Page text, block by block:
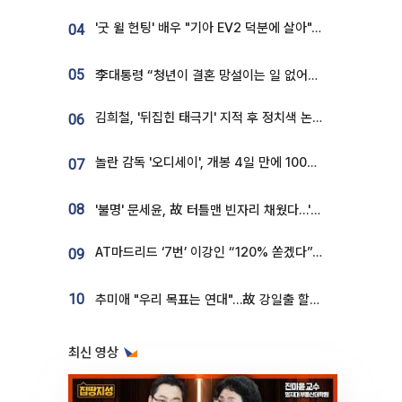
04 '굿 윌 헌팅' 배우 "기아 EV2 덕분에 살아"…교통사고 후 안전성 극찬
05 李대통령 “청년이 결혼 망설이는 일 없어야...제도상 불이익 조사”
06 김희철, '뒤집힌 태극기' 지적 후 정치색 논란…"좌우 떠나 우리나라 국기"
07 놀란 감독 '오디세이', 개봉 4일 만에 100만 돌파⋯'왕사남' 보다 빠르다
08 '불명' 문세윤, 故 터틀맨 빈자리 채웠다…'거북이' 눈물의 최종 우승
09 AT마드리드 ‘7번’ 이강인 “120% 쏟겠다”⋯시메오네 감독 “필요한 선수”
10 추미애 "우리 목표는 연대"…故 강일출 할머니 흉상 제막
최신 영상